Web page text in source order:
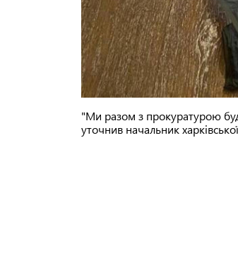
"Ми разом з прокуратурою
уточнив начальник харківської